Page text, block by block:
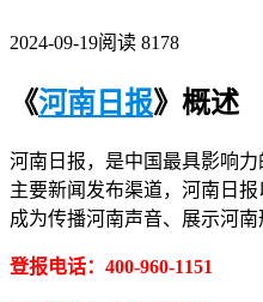
2024-09-19阅读 8178
《河南日报》概述
河南日报，是中国最具影响
主要新闻发布渠道，河南日报
成为传播河南声音、展示河南
登报电话：400-960-1151